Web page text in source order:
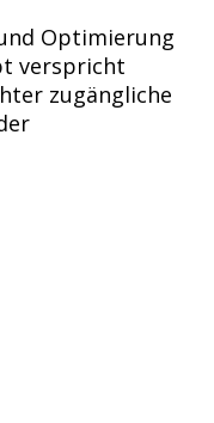
Optimierung
verspricht
zugängliche